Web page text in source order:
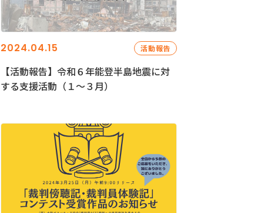
2024.04.15 活動報告
【活動報告】令和６年能登半島地震に対
する支援活動（１〜３月）